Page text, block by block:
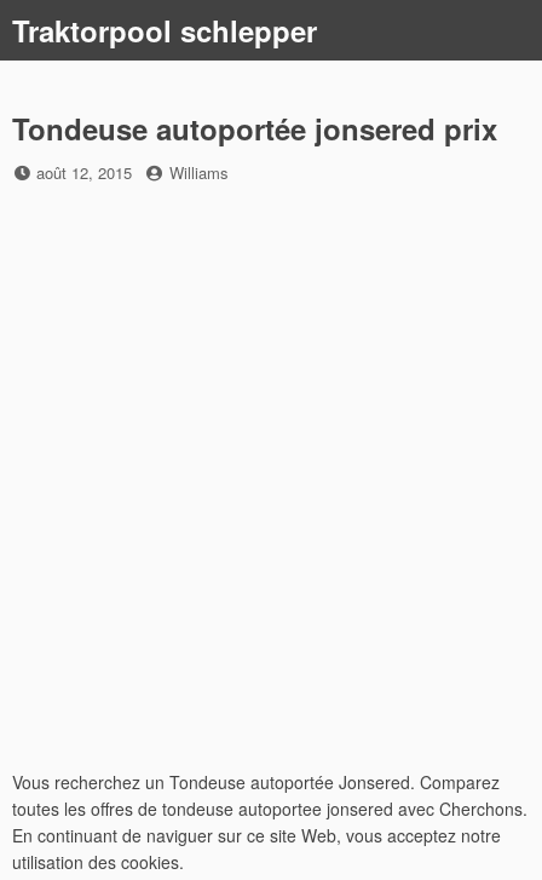
content
Traktorpool schlepper
Tondeuse autoportée jonsered prix
Posted
août 12, 2015 by
Williams
Vous recherchez un Tondeuse autoportée Jonsered. Comparez
toutes les offres de tondeuse autoportee jonsered avec Cherchons.
En continuant de naviguer sur ce site Web, vous acceptez notre
utilisation des cookies.